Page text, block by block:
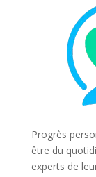
Progrès
être du
experts de